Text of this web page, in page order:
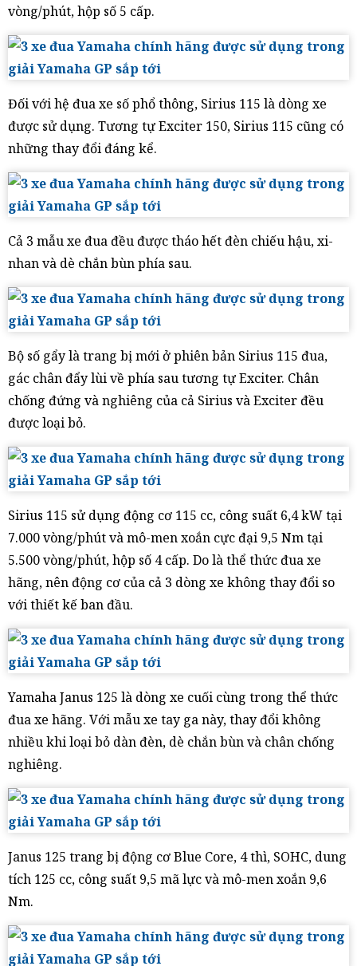
vòng/phút, hộp số 5 cấp.
Đối với hệ đua xe số phổ thông, Sirius 115 là dòng xe
được sử dụng. Tương tự Exciter 150, Sirius 115 cũng có
những thay đổi đáng kể.
Cả 3 mẫu xe đua đều được tháo hết đèn chiếu hậu, xi-
nhan và dè chắn bùn phía sau.
Bộ số gẩy là trang bị mới ở phiên bản Sirius 115 đua,
gác chân đẩy lùi về phía sau tương tự Exciter. Chân
chống đứng và nghiêng của cả Sirius và Exciter đều
được loại bỏ.
Sirius 115 sử dụng động cơ 115 cc, công suất 6,4 kW tại
7.000 vòng/phút và mô-men xoắn cực đại 9,5 Nm tại
5.500 vòng/phút, hộp số 4 cấp. Do là thể thức đua xe
hãng, nên động cơ của cả 3 dòng xe không thay đổi so
với thiết kế ban đầu.
Yamaha Janus 125 là dòng xe cuối cùng trong thể thức
đua xe hãng. Với mẫu xe tay ga này, thay đổi không
nhiều khi loại bỏ dàn đèn, dè chắn bùn và chân chống
nghiêng.
Janus 125 trang bị động cơ Blue Core, 4 thì, SOHC, dung
tích 125 cc, công suất 9,5 mã lực và mô-men xoắn 9,6
Nm.